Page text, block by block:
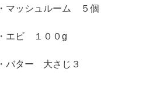
・マッシュルーム ５個
・エビ １００g
・バター 大さじ３